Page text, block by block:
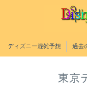
ディズニー混雑予想 過去
東京